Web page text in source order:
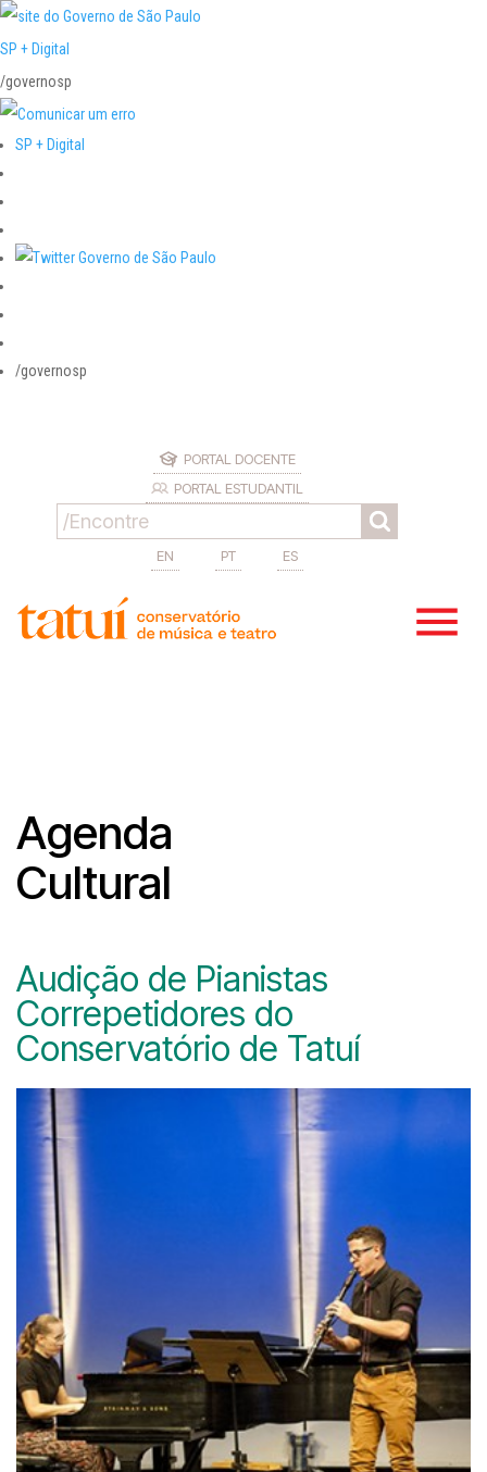
SP + Digital
/governosp
SP + Digital
/governosp
PORTAL DOCENTE
PORTAL ESTUDANTIL
EN PT ES
Agenda
Cultural
Audição de Pianistas
Correpetidores do
Conservatório de Tatuí